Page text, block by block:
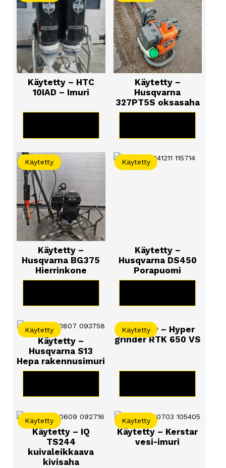
Käytetty – HTC
10IAD – Imuri
Käytetty –
Husqvarna
327PT5S oksasaha
Käytetty
Käytetty –
Husqvarna BG375
Hierrinkone
Käytetty
Käytetty –
Husqvarna DS450
Porapuomi
Käytetty
Käytetty –
Husqvarna S13
Hepa rakennusimuri
Käytetty
Käytetty – Hyper
grinder RTK 650 VS
Käytetty
Käytetty – IQ
TS244
kuivaleikkaava
kivisaha
Käytetty
Käytetty – Kerstar
vesi-imuri